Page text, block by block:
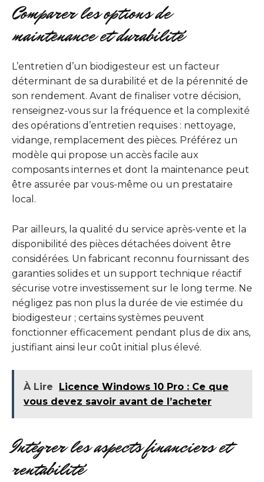
Comparer les options de
maintenance et durabilité
L’entretien d’un biodigesteur est un facteur
déterminant de sa durabilité et de la pérennité de
son rendement. Avant de finaliser votre décision,
renseignez-vous sur la fréquence et la complexité
des opérations d’entretien requises : nettoyage,
vidange, remplacement des pièces. Préférez un
modèle qui propose un accès facile aux
composants internes et dont la maintenance peut
être assurée par vous-même ou un prestataire
local.
Par ailleurs, la qualité du service après-vente et la
disponibilité des pièces détachées doivent être
considérées. Un fabricant reconnu fournissant des
garanties solides et un support technique réactif
sécurise votre investissement sur le long terme. Ne
négligez pas non plus la durée de vie estimée du
biodigesteur ; certains systèmes peuvent
fonctionner efficacement pendant plus de dix ans,
justifiant ainsi leur coût initial plus élevé.
À Lire
Licence Windows 10 Pro : Ce que
vous devez savoir avant de l’acheter
Intégrer les aspects financiers et
rentabilité